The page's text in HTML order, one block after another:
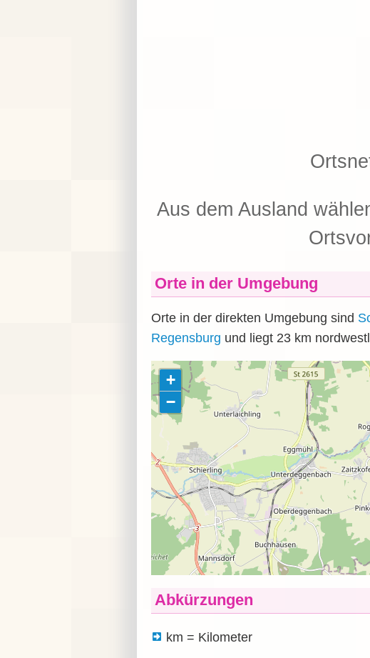
Aus dem Ausland
Orte in der Umgebung
Orte in der direkten Umgebung sind
Regensburg und liegt 23 km
Abkürzungen
km = Kilometer